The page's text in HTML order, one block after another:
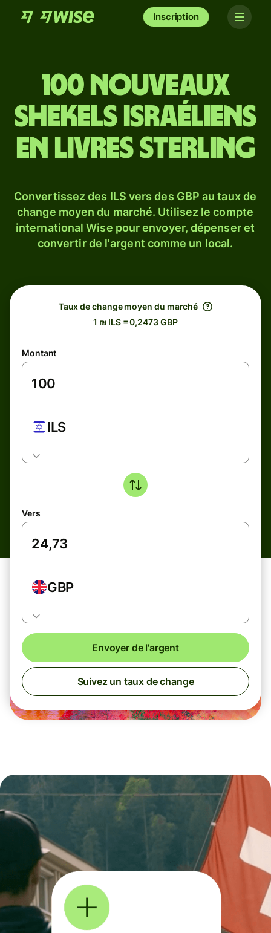
Inscription
100 nouveaux
shekels israéliens
en livres sterling
Convertissez des ILS vers des GBP au taux de
change moyen du marché. Utilisez le compte
international Wise pour envoyer, dépenser et
convertir de l'argent comme un local.
Taux de change moyen du marché
1 ₪ ILS = 0,2473 GBP
Montant
ILS
Vers
GBP
Envoyer de l'argent
Suivez un taux de change